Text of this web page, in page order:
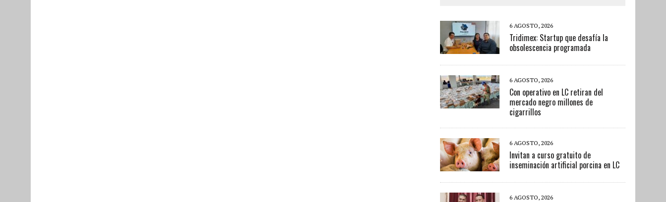
6 AGOSTO, 2026
Tridimex: Startup que desafía la
obsolescencia programada
6 AGOSTO, 2026
Con operativo en LC retiran del
mercado negro millones de
cigarrillos
6 AGOSTO, 2026
Invitan a curso gratuito de
inseminación artificial porcina en LC
6 AGOSTO, 2026